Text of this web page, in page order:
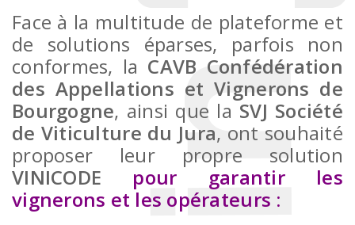
Face à la multitude de plateforme et
de solutions éparses, parfois non
conformes, la CAVB Confédération
des Appellations et Vignerons de
Bourgogne, ainsi que la SVJ Société
de Viticulture du Jura, ont souhaité
proposer leur propre solution
VINICODE
pour garantir les
vignerons et les opérateurs :